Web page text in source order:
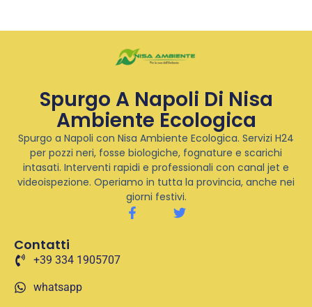
Spurgo A Napoli Di Nisa
Ambiente Ecologica
Spurgo a Napoli con Nisa Ambiente Ecologica. Servizi H24
per pozzi neri, fosse biologiche, fognature e scarichi
intasati. Interventi rapidi e professionali con canal jet e
videoispezione. Operiamo in tutta la provincia, anche nei
giorni festivi.
Contatti
+39 334 1905707
whatsapp